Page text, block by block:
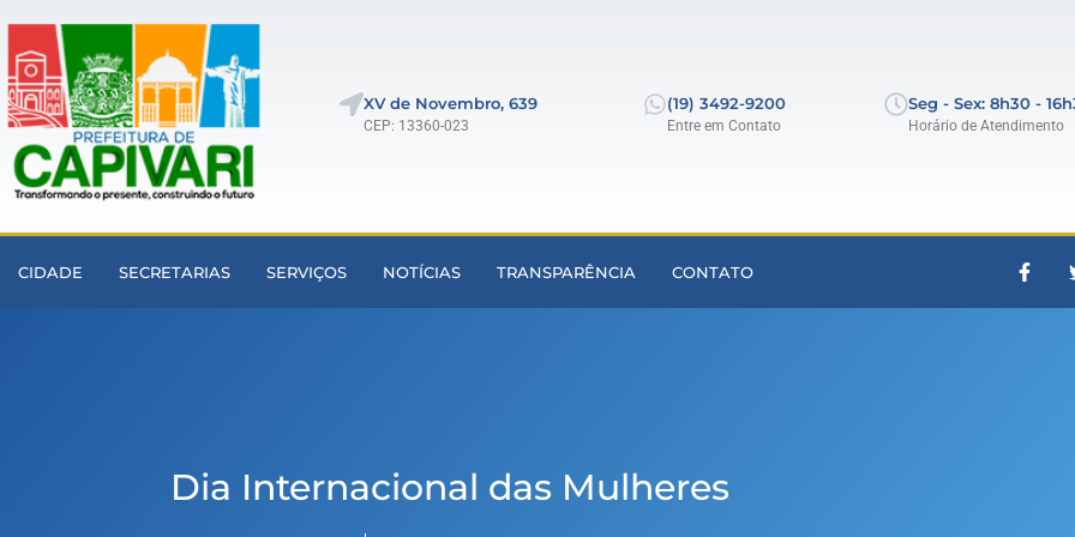
XV de Novembro, 639
CEP: 13360-023
(19) 3492-9200
Entre em Contato
Seg - Sex: 8h30 -
Horário de Atendimento
CIDADE SECRETARIAS SERVIÇOS NOTÍCIAS TRANSPARÊNCIA CONTATO
Dia Internacional das Mulheres